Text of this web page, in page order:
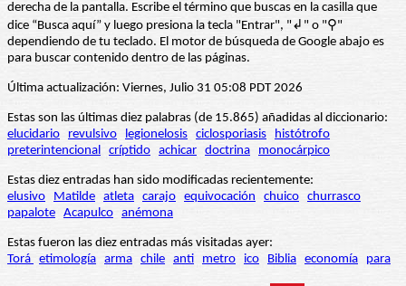
derecha de la pantalla. Escribe el término que buscas en la casilla que
dice “Busca aquí” y luego presiona la tecla "Entrar", "↲" o "⚲"
dependiendo de tu teclado. El motor de búsqueda de Google abajo es
para buscar contenido dentro de las páginas.
Última actualización: Viernes, Julio 31 05:08 PDT 2026
Estas son las últimas diez palabras (de 15.865) añadidas al diccionario:
elucidario
revulsivo legionelosis ciclosporiasis
histótrofo
preterintencional críptido achicar doctrina monocárpico
Estas diez entradas han sido modificadas recientemente:
elusivo
Matilde atleta carajo equivocación chuico churrasco
papalote Acapulco anémona
Estas fueron las diez entradas más visitadas ayer:
Torá etimología arma chile anti metro ico Biblia economía para